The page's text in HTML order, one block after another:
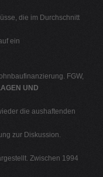
die im Durchschnitt
ein
FGW,
UND
die aushaftenden
zur Diskussion.
Zwischen 1994